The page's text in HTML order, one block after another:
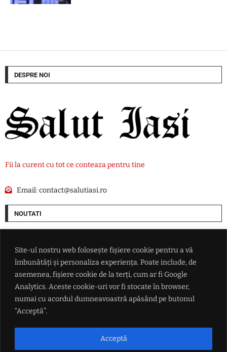
Site-ul nostru web folosește fișiere cookie pentru a vă
îmbunătăți și personaliza experiența. Poate include, de
asemenea, fișiere cookie de la terți, cum ar fi Google
Analytics. Aceste cookie-uri vor fi stocate în browser,
numai cu acordul dumneavoastră apăsând pe butonul
“Acceptă”.
Acceptă
DESPRE NOI
Fii la curent cu tot ce conteaza pentru tine
Email:contact@salutiasi.ro
NOUTATI
Cum vrea SUA să pună mâna pe resursele Groenlandei. O companie ce
are legături cu Donald Trump începe goana după petrolul de sub gheață
Ce i-a promis Aleksandar Vučić lui Zelenski în fața întregii lumi, dar și
ce refuză categoric
Conflictul din Marea Neagră scapă de sub control: măsura radicală